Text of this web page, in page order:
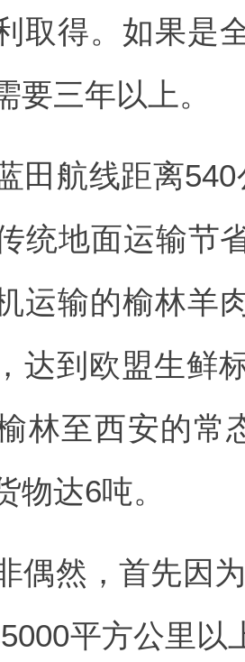
取得。如果是
要三年以上。
田航线距离
统地面运输节
运输的榆林羊
达到欧盟生鲜
林至西安的常
物达6吨。
偶然，首先因
平方公里